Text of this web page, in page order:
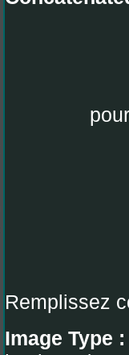
Remplissez
Image Type :